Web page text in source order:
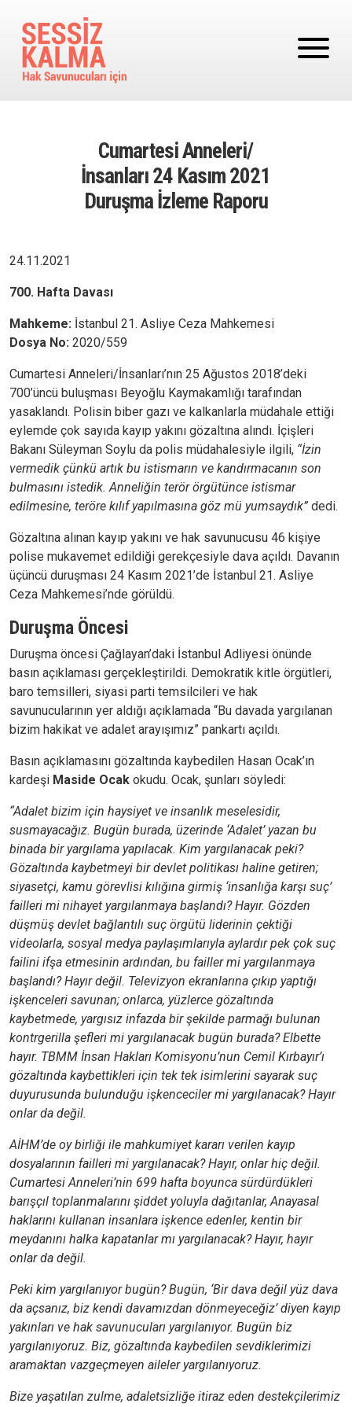
Cumartesi Anneleri/
İnsanları 24 Kasım 2021
Duruşma İzleme Raporu
24.11.2021
700. Hafta Davası
Mahkeme: İstanbul 21. Asliye Ceza Mahkemesi
Dosya No: 2020/559
Cumartesi Anneleri/İnsanları’nın 25 Ağustos 2018’deki
700’üncü buluşması Beyoğlu Kaymakamlığı tarafından
yasaklandı. Polisin biber gazı ve kalkanlarla müdahale ettiği
eylemde çok sayıda kayıp yakını gözaltına alındı. İçişleri
Bakanı Süleyman Soylu da polis müdahalesiyle ilgili, “İzin
vermedik çünkü artık bu istismarın ve kandırmacanın son
bulmasını istedik. Anneliğin terör örgütünce istismar
edilmesine, teröre kılıf yapılmasına göz mü yumsaydık” dedi.
Gözaltına alınan kayıp yakını ve hak savunucusu 46 kişiye
polise mukavemet edildiği gerekçesiyle dava açıldı. Davanın
üçüncü duruşması 24 Kasım 2021’de İstanbul 21. Asliye
Ceza Mahkemesi’nde görüldü.
Duruşma Öncesi
Duruşma öncesi Çağlayan’daki İstanbul Adliyesi önünde
basın açıklaması gerçekleştirildi. Demokratik kitle örgütleri,
baro temsilleri, siyasi parti temsilcileri ve hak
savunucularının yer aldığı açıklamada “Bu davada yargılanan
bizim hakikat ve adalet arayışımız” pankartı açıldı.
Basın açıklamasını gözaltında kaybedilen Hasan Ocak’ın
kardeşi Maside Ocak okudu. Ocak, şunları söyledi:
“Adalet bizim için haysiyet ve insanlık meselesidir,
susmayacağız. Bugün burada, üzerinde ‘Adalet’ yazan bu
binada bir yargılama yapılacak. Kim yargılanacak peki?
Gözaltında kaybetmeyi bir devlet politikası haline getiren;
siyasetçi, kamu görevlisi kılığına girmiş ‘insanlığa karşı suç’
failleri mi nihayet yargılanmaya başlandı? Hayır. Gözden
düşmüş devlet bağlantılı suç örgütü liderinin çektiği
videolarla, sosyal medya paylaşımlarıyla aylardır pek çok suç
failini ifşa etmesinin ardından, bu failler mi yargılanmaya
başlandı? Hayır değil. Televizyon ekranlarına çıkıp yaptığı
işkenceleri savunan; onlarca, yüzlerce gözaltında
kaybetmede, yargısız infazda bir şekilde parmağı bulunan
kontrgerilla şefleri mi yargılanacak bugün burada? Elbette
hayır. TBMM İnsan Hakları Komisyonu’nun Cemil Kırbayır’ı
gözaltında kaybettikleri için tek tek isimlerini sayarak suç
duyurusunda bulunduğu işkenceciler mi yargılanacak? Hayır
onlar da değil.
AİHM’de oy birliği ile mahkumiyet kararı verilen kayıp
dosyalarının failleri mi yargılanacak? Hayır, onlar hiç değil.
Cumartesi Anneleri’nin 699 hafta boyunca sürdürdükleri
barışçıl toplanmalarını şiddet yoluyla dağıtanlar, Anayasal
haklarını kullanan insanlara işkence edenler, kentin bir
meydanını halka kapatanlar mı yargılanacak? Hayır, hayır
onlar da değil.
Peki kim yargılanıyor bugün? Bugün, ‘Bir dava değil yüz dava
da açsanız, biz kendi davamızdan dönmeyeceğiz’ diyen kayıp
yakınları ve hak savunucuları yargılanıyor. Bugün biz
yargılanıyoruz. Biz, gözaltında kaybedilen sevdiklerimizi
aramaktan vazgeçmeyen aileler yargılanıyoruz.
Bize yaşatılan zulme, adaletsizliğe itiraz eden destekçilerimiz